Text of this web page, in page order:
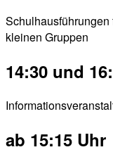
kleinen Gruppen
14:30 und
ab 15:15 Uhr